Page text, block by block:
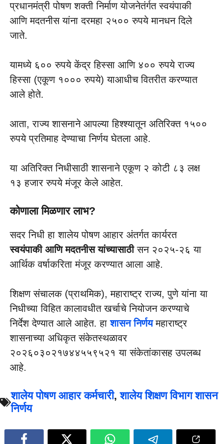
​प्रधानमंत्री पोषण शक्ती निर्माण योजनेतंर्गत स्वयंपाकी
आणि मदतनीस यांना दरमहा २५०० रुपये मानधन दिले
जाते.
यामध्ये ६०० रुपये केंद्र हिस्सा आणि ४०० रुपये राज्य
हिस्सा (एकूण १००० रुपये) याआधीच वितरीत करण्यात
आले होते.
आता, राज्य शासनाने आपल्या हिश्श्यातून अतिरिक्त १५००
रुपये प्रतिमाह देण्याचा निर्णय घेतला आहे.
या अतिरिक्त निधीसाठी शासनाने एकूण २ कोटी ८३ लक्ष
१३ हजार रुपये मंजूर केले आहेत.
कोणाला मिळणार लाभ?
सदर निधी हा शालेय पोषण आहार अंतर्गत कार्यरत
स्वयंपाकी आणि मदतनीस यांच्यासाठीसन २०२५-२६ या
आर्थिक वर्षाकरिता मंजूर करण्यात आला आहे.
शिक्षण संचालक (प्राथमिक), महाराष्ट्र राज्य, पुणे यांना या
निधीच्या विहित कालावधीत खर्चाचे नियोजन करण्याचे
निर्देश देण्यात आले आहेत. हाशासन निर्णय महाराष्ट्र
शासनाच्या अधिकृत संकेतस्थळावर
२०२६०३०२१७४४५५९५२१ या संकेतांकासह उपलब्ध
आहे.
शालेय पोषण आहार कर्मचारी,शालेय शिक्षण विभाग शासन
निर्णय